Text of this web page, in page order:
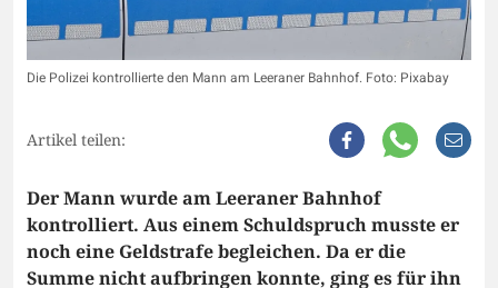
Die Polizei kontrollierte den Mann am Leeraner Bahnhof. Foto: Pixabay
Artikel teilen:
Der Mann wurde am Leeraner Bahnhof
kontrolliert. Aus einem Schuldspruch musste er
noch eine Geldstrafe begleichen. Da er die
Summe nicht aufbringen konnte, ging es für ihn